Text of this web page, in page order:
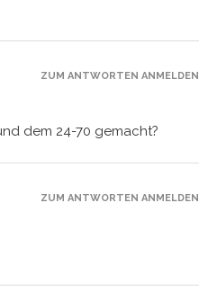
dem 24-70 gemacht?
ZUM ANTWORTEN ANMELDEN
ZUM ANTWORTEN ANMELDEN